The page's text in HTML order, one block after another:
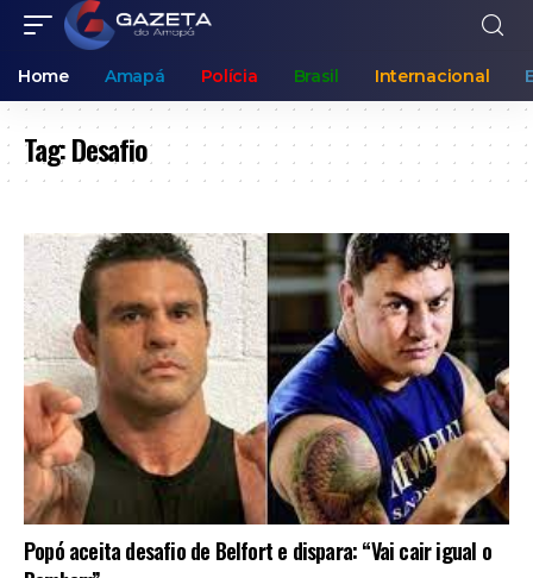
Home Amapá Polícia Brasil Internacional
Tag:Desafio
Popó aceita desafio de Belfort e dispara: “Vai cair igual o